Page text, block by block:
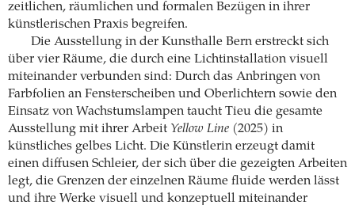
zeitlichen, räumlichen und formalen Bezügen in ihrer
künstlerischen Praxis begreifen.
Die Ausstellung in der Kunsthalle Bern erstreckt sich
über vier Räume, die durch eine Lichtinstallation visuell
miteinander verbunden sind: Durch das Anbringen von
Farbfolien an Fensterscheiben und Oberlichtern sowie den
Einsatz von Wachstumslampen taucht Tieu die gesamte
Ausstellung mit ihrer Arbeit Yellow Line (2025) in
künstliches gelbes Licht. Die Künstlerin erzeugt damit
einen diffusen Schleier, der sich über die gezeigten Arbeiten
legt, die Grenzen der einzelnen Räume fluide werden lässt
und ihre Werke visuell und konzeptuell miteinander